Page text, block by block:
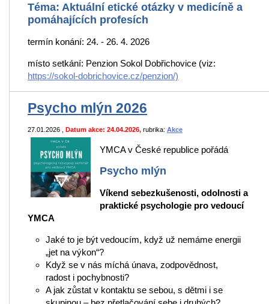
Téma: Aktuální etické otázky v medicíně a
pomáhajících profesích
termín konání: 24. - 26. 4. 2026
místo setkání: Penzion Sokol Dobřichovice (viz:
https://sokol-dobrichovice.cz/penzion/)
Psycho mlýn 2026
27.01.2026 Datum akce: 24.04.2026, rubrika: Akce
YMCA v České republice pořádá
Psycho mlýn
Víkend sebezkušenosti, odolnosti a
praktické psychologie pro vedoucí
YMCA
Jaké to je být vedoucím, když už nemáme energii
„jet na výkon“?
Když se v nás míchá únava, zodpovědnost,
radost i pochybnosti?
A jak zůstat v kontaktu se sebou, s dětmi i se